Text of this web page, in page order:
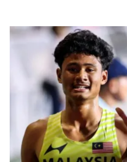
Ditubuhkan sejak 2011 oleh Edbiz
merupakan penarafan tertinggi
pengiktirafan kepada kerajaan,
pencapaian dalam
kewangan Islam. Ia bukan sahaja
tetapi juga komitmen terhadap
dan tanggungjawab terhadap
Dalam ucapan perasmian, Anwar
kewangan Islam mesti terus
dalam mendukung Matlamat